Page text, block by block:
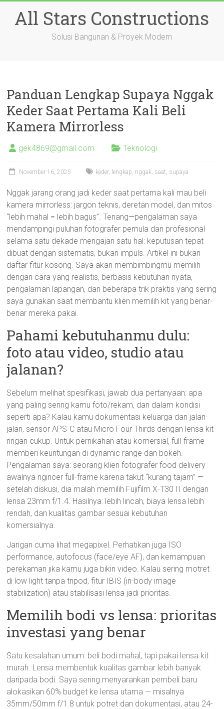
contentAll Stars Constructions
Solusi Bangunan & Proyek Modern
Panduan Lengkap Supaya Nggak
Keder Saat Pertama Kali Beli
Kamera Mirrorless
gek4869@gmail.com Teknologi
November 16, 2025 keder, lengkap, nggak, saat, supaya
Nggak jarang orang jadi keder saat pertama kali mau beli
kamera mirrorless: jargon teknis, deretan model, dan mitos
“lebih mahal = lebih bagus”. Tenang—pengalaman saya
mendampingi puluhan fotografer pemula dan profesional
selama satu dekade mengajari satu hal: keputusan tepat
dibuat dengan sistematis, bukan impuls. Artikel ini bukan
daftar fitur kosong. Saya akan membimbingmu memilih
dengan cara yang realistis, berbasis kebutuhan nyata,
pengalaman lapangan, dan beberapa trik praktis yang sering
saya gunakan saat membantu klien memilih kit yang benar-
benar mereka pakai.
Pahami kebutuhanmu dulu:
foto atau video, studio atau
jalanan?
Sebelum melihat spesifikasi, jawab dua pertanyaan: apa
yang paling sering kamu foto/rekam, dan dalam kondisi
seperti apa? Kalau kamu dokumentasi keluarga dan jalan-
jalan, sensor APS-C atau Micro Four Thirds dengan lensa kit
ringan cukup. Untuk pernikahan atau komersial, full-frame
memberi keuntungan di dynamic range dan bokeh.
Pengalaman saya: seorang klien fotografer food delivery
awalnya ngincer full-frame karena takut “kurang tajam” —
setelah diskusi, dia malah memilih Fujifilm X-T30 II dengan
lensa 23mm f/1.4. Hasilnya: lebih lincah, biaya lensa lebih
rendah, dan kualitas gambar sesuai kebutuhan
komersialnya.
Jangan cuma lihat megapixel. Perhatikan juga ISO
performance, autofocus (face/eye AF), dan kemampuan
perekaman jika kamu juga bikin video. Kalau sering motret
di low light tanpa tripod, fitur IBIS (in-body image
stabilization) atau stabilisasi lensa jadi prioritas.
Memilih bodi vs lensa: prioritas
investasi yang benar
Satu kesalahan umum: beli bodi mahal, tapi pakai lensa kit
murah. Lensa membentuk kualitas gambar lebih banyak
daripada bodi. Saya sering menyarankan pembeli baru
alokasikan 60% budget ke lensa utama — misalnya
35mm/50mm f/1.8 untuk potret dan dokumentasi, atau 24-